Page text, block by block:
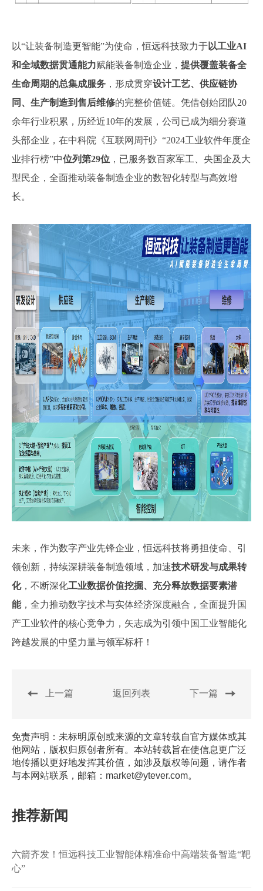
以“让装备制造更智能”为使命，恒远科技致力于以工业AI
和全域数据贯通能力赋能装备制造企业， 提供覆盖装备全
生命周期的总集成服务 ，形成贯穿设计工艺、供应链协
同、生产制造到售后维修的完整价值链。凭借创始团队20
余年行业积累，历经近10年的发展，公司已成为细分赛道
头部企业，在中科院《互联网周刊》“2024工业软件年度企
业排行榜”中位列第29位 ，已服务数百家军工、央国企及大
型民企，全面推动装备制造企业的数智化转型与高效增
长。
未来，作为数字产业先锋企业，恒远科技将勇担使命、引
领创新，持续深耕装备制造领域，加速技术研发与成果转
化，不断深化工业数据价值挖掘、充分释放数据要素潜
能，全力推动数字技术与实体经济深度融合，全面提升国
产工业软件的核心竞争力，矢志成为引领中国工业智能化
跨越发展的中坚力量与领军标杆！
上一篇 返回列表 下一篇
免责声明：未标明原创或来源的文章转载自官方媒体或其
他网站，版权归原创者所有。本站转载旨在使信息更广泛
地传播以更好地发挥其价值，如涉及版权等问题，请作者
与本网站联系，邮箱：market@ytever.com。
推荐新闻
六箭齐发！恒远科技工业智能体精准命中高端装备智造“靶
心”